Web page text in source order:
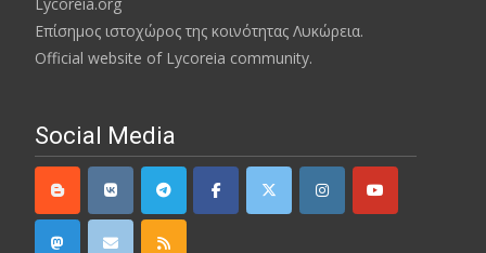
Επίσημος ιστοχώρος της κοινότητας Λυκώρεια.
Official website of Lycoreia community.
Social Media